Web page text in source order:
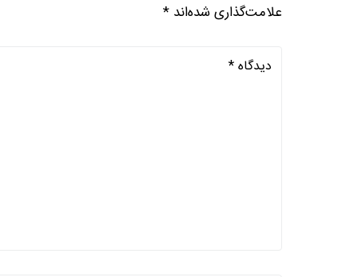
علامت‌گذاری شده‌اند *